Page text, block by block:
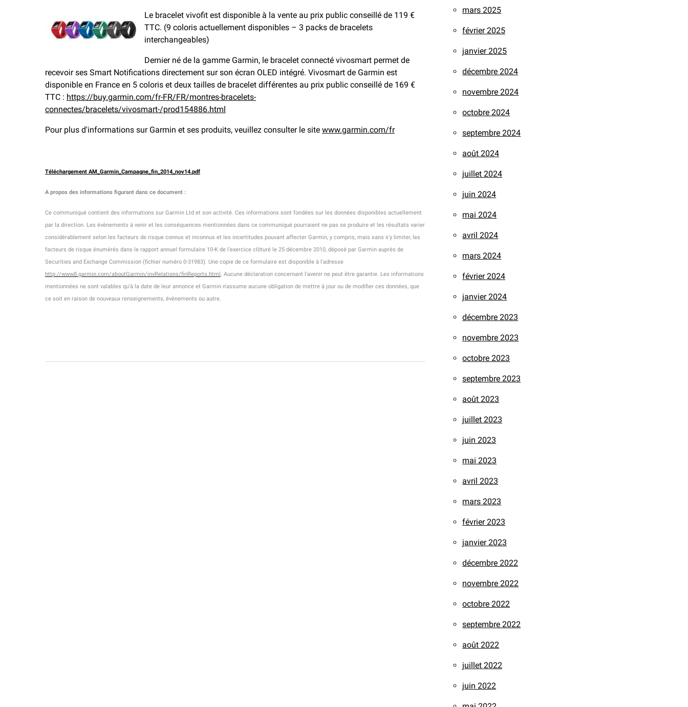
Le bracelet vivofit est disponible à la vente au prix public conseillé de 119 €
TTC. (9 coloris actuellement disponibles – 3 packs de bracelets
interchangeables)
Dernier né de la gamme Garmin, le bracelet connecté vivosmart permet de
recevoir ses Smart Notifications directement sur son écran OLED intégré. Vivosmart de Garmin est
disponible en France en 5 coloris et deux tailles de bracelet différentes au prix public conseillé de 169 €
TTC : https://buy.garmin.com/fr-FR/FR/montres-bracelets-
connectes/bracelets/vivosmart-/prod154886.html
Pour plus d'informations sur Garmin et ses produits, veuillez consulter le site www.garmin.com/fr
Téléchargement AM_Garmin_Campagne_fin_2014_nov14.pdf
A propos des informations figurant dans ce document :
Ce communiqué contient des informations sur Garmin Ltd et son activité. Ces informations sont fondées sur les données disponibles actuellement
par la direction. Les évènements à venir et les conséquences mentionnées dans ce communiqué pourraient ne pas se produire et les résultats varier
considérablement selon les facteurs de risque connus et inconnus et les incertitudes pouvant affecter Garmin, y compris, mais sans s'y limiter, les
facteurs de risque énumérés dans le rapport annuel formulaire 10-K de l'exercice clôturé le 25 décembre 2010, déposé par Garmin auprès de
Securities and Exchange Commission (fichier numéro 0-31983). Une copie de ce formulaire est disponible à l'adresse
http://www8.garmin.com/aboutGarmin/invRelations/finReports.html. Aucune déclaration concernant l'avenir ne peut être garantie. Les informations
mentionnées ne sont valables qu'à la date de leur annonce et Garmin n'assume aucune obligation de mettre à jour ou de modifier ces données, que
ce soit en raison de nouveaux renseignements, évènements ou autre.
mars 2025
février 2025
janvier 2025
décembre 2024
novembre 2024
octobre 2024
septembre 2024
août 2024
juillet 2024
juin 2024
mai 2024
avril 2024
mars 2024
février 2024
janvier 2024
décembre 2023
novembre 2023
octobre 2023
septembre 2023
août 2023
juillet 2023
juin 2023
mai 2023
avril 2023
mars 2023
février 2023
janvier 2023
décembre 2022
novembre 2022
octobre 2022
septembre 2022
août 2022
juillet 2022
juin 2022